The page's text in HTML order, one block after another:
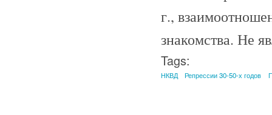
г.,
знакомства. Не
Tags:
НКВД Репрессии 30-50-х годов